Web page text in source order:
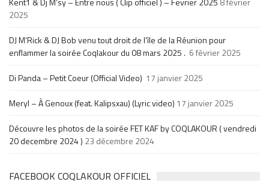
2025
DJ M’Rick & DJ Bob venu tout droit de l’île de la Réunion pour
enflammer la soirée Coqlakour du 08 mars 2025 . 6 février 2025
Di Panda – Petit Coeur (Official Video) 17 janvier 2025
Meryl – À Genoux (feat. Kalipsxau) (Lyric video) 17 janvier 2025
Découvre les photos de la soirée FET KAF by COQLAKOUR ( vendredi
20 decembre 2024 ) 23 décembre 2024
FACEBOOK COQLAKOUR OFFICIEL